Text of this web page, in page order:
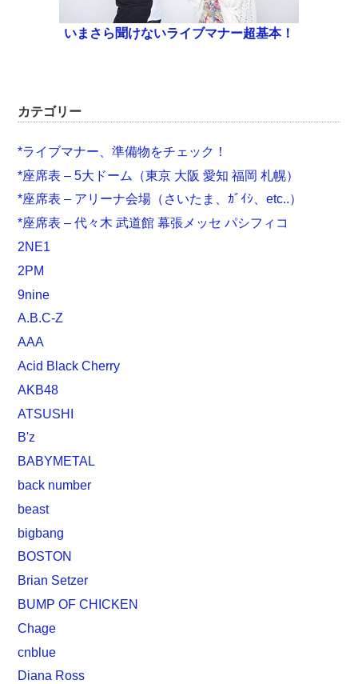
いまさら聞けないライブマナー超基本！
カテゴリー
*ライブマナー、準備物をチェック！
*座席表 – 5大ドーム（東京 大阪 愛知 福岡 札幌）
*座席表 – アリーナ会場（さいたま、ｶﾞｲｼ、etc..）
*座席表 – 代々木 武道館 幕張メッセ パシフィコ
2NE1
2PM
9nine
A.B.C-Z
AAA
Acid Black Cherry
AKB48
ATSUSHI
B'z
BABYMETAL
back number
beast
bigbang
BOSTON
Brian Setzer
BUMP OF CHICKEN
Chage
cnblue
Diana Ross